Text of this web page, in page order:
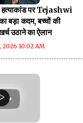
हत्याकांड पर Tejashwi
बड़ा कदम, बच्चों की
उठाने का ऐलान
2026 10:02 AM